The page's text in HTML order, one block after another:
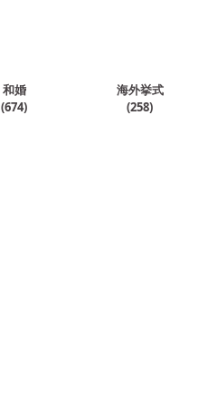
和婚
(674)
海外挙式
(258)